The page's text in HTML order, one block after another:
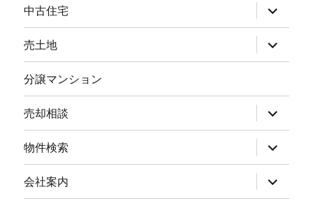
中古住宅
売土地
分譲マンション
売却相談
物件検索
会社案内